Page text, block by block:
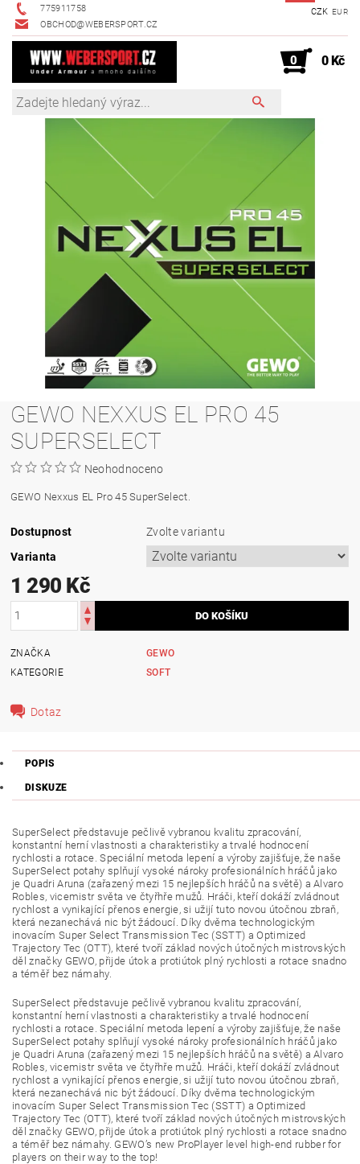
775911758
OBCHOD@WEBERSPORT.CZ
CZK EUR
0 0 Kč
GEWO NEXXUS EL PRO 45
SUPERSELECT
Neohodnoceno
GEWO Nexxus EL Pro 45 SuperSelect.
Dostupnost
Zvolte variantu
Varianta
1 290 Kč
ZNAČKA
GEWO
KATEGORIE
SOFT
Dotaz
POPIS
DISKUZE
SuperSelect představuje pečlivě vybranou kvalitu zpracování,
konstantní herní vlastnosti a charakteristiky a trvalé hodnocení
rychlosti a rotace. Speciální metoda lepení a výroby zajišťuje, že naše
SuperSelect potahy splňují vysoké nároky profesionálních hráčů jako
je Quadri Aruna (zařazený mezi 15 nejlepších hráčů na světě) a Alvaro
Robles, vicemistr světa ve čtyřhře mužů. Hráči, kteří dokáží zvládnout
rychlost a vynikající přenos energie, si užijí tuto novou útočnou zbraň,
která nezanechává nic být žádoucí. Díky dvěma technologickým
inovacím Super Select Transmission Tec (SSTT) a Optimized
Trajectory Tec (OTT), které tvoří základ nových útočných mistrovských
děl značky GEWO, přijde útok a protiútok plný rychlosti a rotace snadno
a téměř bez námahy.
SuperSelect představuje pečlivě vybranou kvalitu zpracování,
konstantní herní vlastnosti a charakteristiky a trvalé hodnocení
rychlosti a rotace. Speciální metoda lepení a výroby zajišťuje, že naše
SuperSelect potahy splňují vysoké nároky profesionálních hráčů jako
je Quadri Aruna (zařazený mezi 15 nejlepších hráčů na světě) a Alvaro
Robles, vicemistr světa ve čtyřhře mužů. Hráči, kteří dokáží zvládnout
rychlost a vynikající přenos energie, si užijí tuto novou útočnou zbraň,
která nezanechává nic být žádoucí. Díky dvěma technologickým
inovacím Super Select Transmission Tec (SSTT) a Optimized
Trajectory Tec (OTT), které tvoří základ nových útočných mistrovských
děl značky GEWO, přijde útok a protiútok plný rychlosti a rotace snadno
a téměř bez námahy. GEWO’s new ProPlayer level high-end rubber for
players on their way to the top!